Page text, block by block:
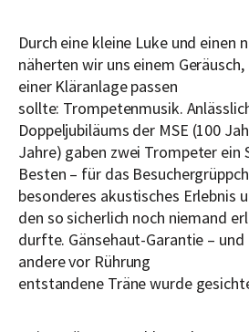
Durch eine kleine Luke und einen
näherten wir uns einem
einer Kläranlage passen
sollte: Trompetenmusik.
Doppeljubiläums der MSE (100
Jahre) gaben zwei Trompeter ein
Besten – für das
besonderes akustisches Erlebnis
den so sicherlich noch niemand
durfte. Gänsehaut-Garantie –
andere vor Rührung
entstandene Träne wurde